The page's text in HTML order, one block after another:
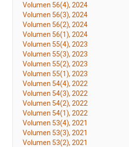
Volumen 56(4), 2024
Volumen 56(3), 2024
Volumen 56(2), 2024
Volumen 56(1), 2024
Volumen 55(4), 2023
Volumen 55(3), 2023
Volumen 55(2), 2023
Volumen 55(1), 2023
Volumen 54(4), 2022
Volumen 54(3), 2022
Volumen 54(2), 2022
Volumen 54(1), 2022
Volumen 53(4), 2021
Volumen 53(3), 2021
Volumen 53(2), 2021